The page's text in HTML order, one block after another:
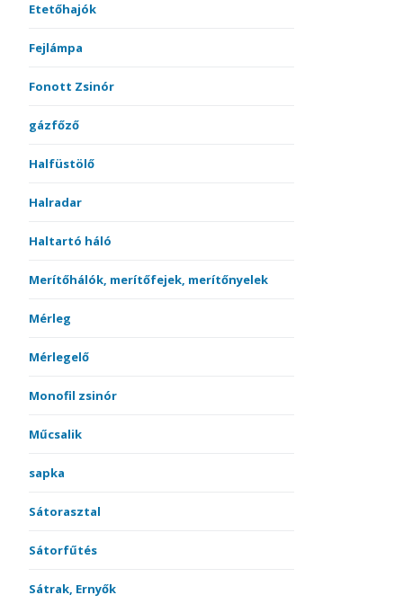
Etetőhajók
Fejlámpa
Fonott Zsinór
gázfőző
Halfüstölő
Halradar
Haltartó háló
Merítőhálók, merítőfejek, merítőnyelek
Mérleg
Mérlegelő
Monofil zsinór
Műcsalik
sapka
Sátorasztal
Sátorfűtés
Sátrak, Ernyők